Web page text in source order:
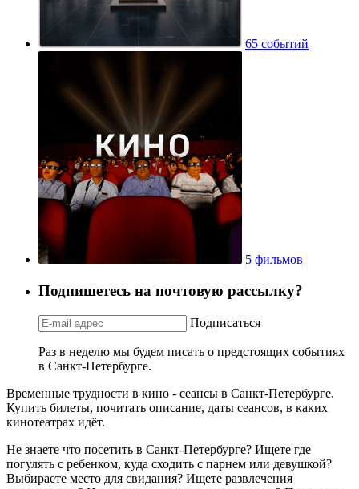
65 событий
5 фильмов
Подпишетесь на почтовую рассылку?
Подписаться
Раз в неделю мы будем писать о предстоящих событиях
в Санкт-Петербурге.
Временные трудности в кино - сеансы в Санкт-Петербурге.
Купить билеты, почитать описание, даты сеансов, в каких
кинотеатрах идёт.
Не знаете что посетить в Санкт-Петербурге? Ищете где
погулять с ребенком, куда сходить с парнем или девушкой?
Выбираете место для свидания? Ищете развлечения